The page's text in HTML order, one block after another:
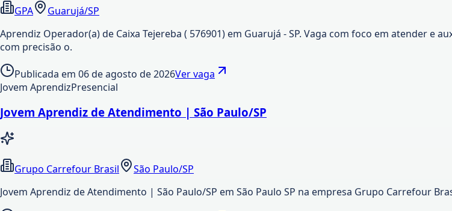
GPA
Guarujá/SP
Aprendiz Operador(a) de Caixa Tejereba ( 576901) em Guarujá - SP. Vaga com foco em atender
com precisão o.
Publicada em 06 de agosto de 2026Ver vaga
Jovem AprendizPresencial
Jovem Aprendiz de Atendimento | São Paulo/SP
Grupo Carrefour Brasil
São Paulo/SP
Jovem Aprendiz de Atendimento | São Paulo/SP em São Paulo SP na empresa Grupo Carrefour